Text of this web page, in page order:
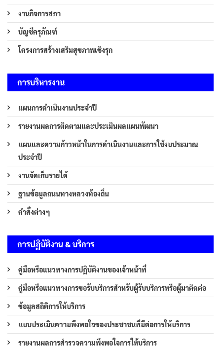
งานกิจการสภา
บัญชีครุภัณฑ์
โครงการสร้างเสริมสุขภาพเชิงรุก
การบริหารงาน
แผนการดำเนินงานประจำปี
รายงานผลการติดตามและประเมินผลแผนพัฒนา
แผนและความก้าวหน้าในการดำเนินงานและการใช้งบประมาณ
ประจำปี
งานจัดเก็บรายได้
ฐานข้อมูลถนนทางหลวงท้องถิ่น
คำสั่งต่างๆ
การปฏิบัติงาน & บริการ
คู่มือหรือแนวทางการปฏิบัติงานของเจ้าหน้าที่
คู่มือหรือแนวทางการขอรับบริการสำหรับผู้รับบริการหรือผู้มาติดต่อ
ข้อมูลสถิติการให้บริการ
แบบประเมินความพึงพอใจของประชาชนที่มีต่อการให้บริการ
รายงานผลการสำรวจความพึงพอใจการให้บริการ